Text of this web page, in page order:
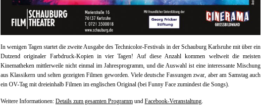
In wenigen Tagen startet die zweite Ausgabe des Technicolor-Festivals in der Schauburg Karlsruhe mit über ein
Dutzend originaler Farbdruck-Kopien in vier Tagen! Auf diese Anzahl kommen weltweit die meisten
Kinematheken mittlerweile nicht einmal im Jahresprogramm, und die Auswahl ist eine interessante Mischung
aus Klassikern und selten gezeigten Filmen geworden. Viele deutsche Fassungen zwar, aber am Samstag auch
ein OV-Tag mit dreieinhalb Filmen im englischen Original (bei Funny Face zumindest die Songs).
Weitere Informationen: Details zum gesamten Programm und Facebook-Veranstaltung.